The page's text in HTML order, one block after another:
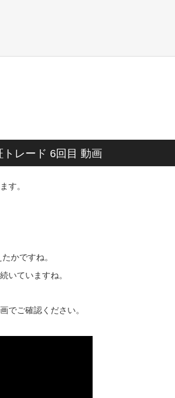
レード 6回目 動画
す。
かですね。
いていますね。
でご確認ください。